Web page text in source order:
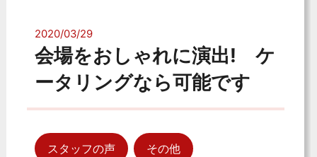
2020/03/29
会場をおしゃれに演出! ケ
ータリングなら可能です
スタッフの声 その他